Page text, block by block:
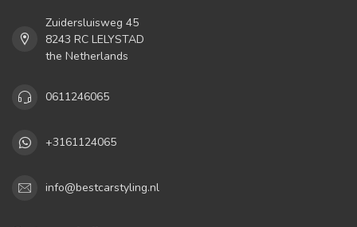
Zuidersluisweg 45
8243 RC LELYSTAD
the Netherlands
0611246065
+3161124065
info@bestcarstyling.nl